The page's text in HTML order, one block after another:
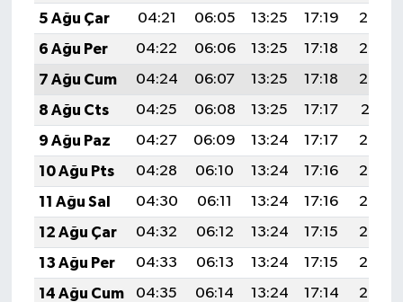
5 Ağu Çar
04:21 06:05 13:25 17:19
20:35
6 Ağu Per
04:22 06:06 13:25 17:18
20:34
7 Ağu Cum
04:24 06:07 13:25 17:18
20:33
8 Ağu Cts
04:25 06:08 13:25 17:17
20:31
9 Ağu Paz
04:27 06:09 13:24 17:17
20:30
10 Ağu Pts
04:28 06:10 13:24 17:16
20:29
11 Ağu Sal
04:30 06:11 13:24 17:16
20:27
12 Ağu Çar
04:32 06:12 13:24 17:15
20:26
13 Ağu Per
04:33 06:13 13:24 17:15
20:25
14 Ağu Cum
04:35 06:14 13:24 17:14
20:23